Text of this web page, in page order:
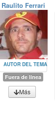
Raulito Ferrari
AUTOR DEL TEMA
Fuera de línea
Más